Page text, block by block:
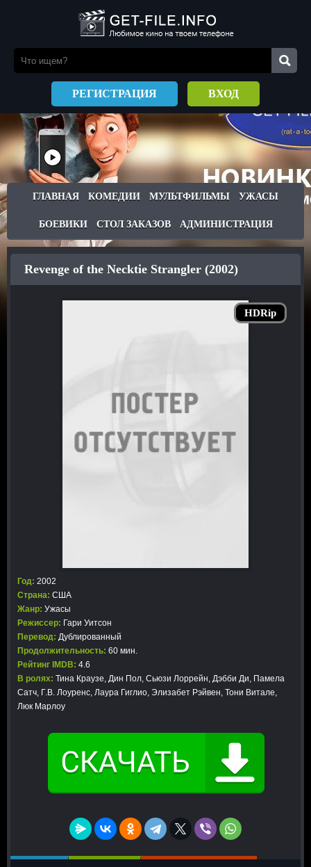
РЕГИСТРАЦИЯ ВХОД
ГЛАВНАЯ КОМЕДИИ МУЛЬТФИЛЬМЫ УЖАСЫ
БОЕВИКИ СТОЛ ЗАКАЗОВ АДМИНИСТРАЦИЯ
HDRip
Revenge of the Necktie Strangler (2002)
Год: 2002
Страна: США
Жанр: Ужасы
Режиссер: Гари Уитсон
Перевод: Дублированный
Продолжительность: 60 мин.
Рейтинг IMDB: 4.6
В ролях: Тина Краузе, Дин Пол, Сьюзи Лоррейн, Дэбби Ди, Памела
Сатч, Г.В. Лоуренс, Лаура Гиглио, Элизабет Рэйвен, Тони Витале,
Люк Марлоу